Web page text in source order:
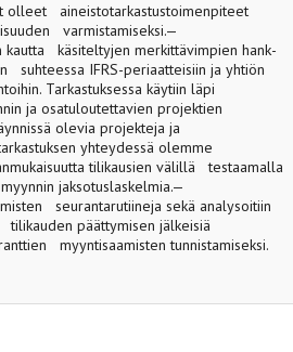
aineistotarkastustoimenpiteet
varmistamiseksi.—
kautta käsiteltyjen merkittävimpien hank­
suhteessa IFRS-periaatteisiin ja yhtiön
Tarkastuksessa käytiin läpi
ja osatulou­tettavien projektien
olevia projekteja ja
yhteydessä olemme
tilikausien välillä testaamalla
myynnin jaksotuslaskelmia.—
seurantarutiineja sekä analysoitiin
päättymisen jälkeisiä
myyntisaamisten tunnistamiseksi.